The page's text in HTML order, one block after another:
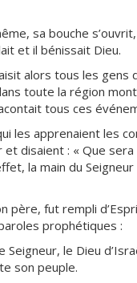
sa bouche
et il bénissait Dieu.
alors tous les gens
toute la région
tous ces
les apprenaient les
disaient : « Que
la main du
père, fut rempli
prophétiques :
Seigneur, le Dieu
son peuple.